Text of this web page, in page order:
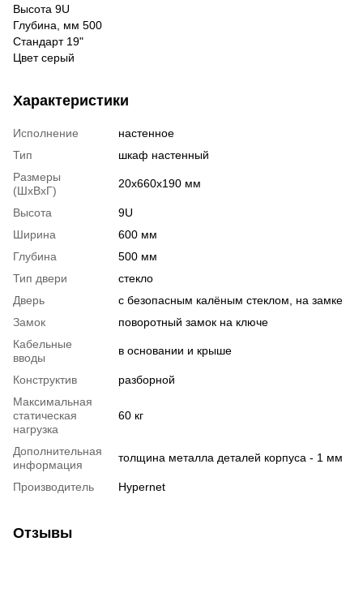
Высота 9U
Глубина, мм 500
Стандарт 19"
Цвет серый
Характеристики
Исполнение
настенное
Тип
шкаф настенный
Размеры
(ШxВxГ)
20х660х190 мм
Высота
9U
Ширина
600 мм
Глубина
500 мм
Тип двери
стекло
Дверь
с безопасным калёным стеклом, на замке
Замок
поворотный замок на ключе
Кабельные
вводы
в основании и крыше
Конструктив
разборной
Максимальная
статическая
нагрузка
60 кг
Дополнительная
информация
толщина металла деталей корпуса - 1 мм
Производитель Hypernet
Отзывы